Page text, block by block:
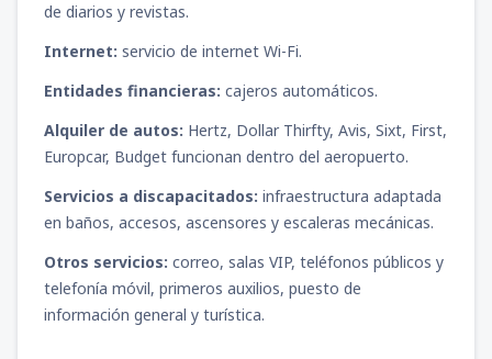
de diarios y revistas.
Internet: servicio de internet Wi-Fi.
Entidades financieras: cajeros automáticos.
Alquiler de autos: Hertz, Dollar Thirfty, Avis, Sixt, First,
Europcar, Budget funcionan dentro del aeropuerto.
Servicios a discapacitados: infraestructura adaptada
en baños, accesos, ascensores y escaleras mecánicas.
Otros servicios: correo, salas VIP, teléfonos públicos y
telefonía móvil, primeros auxilios, puesto de
información general y turística.